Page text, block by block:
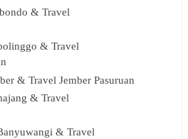
& Travel
& Travel
& Travel Jember Pasuruan
& Travel
& Travel